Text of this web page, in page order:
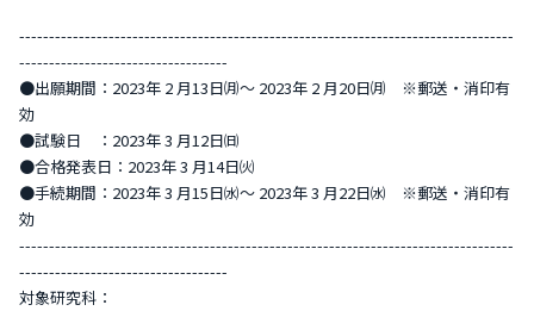
-----------------------------------------------------------------------------------
-----------------------------------
●出願期間：2023年 2 月13日㈪〜 2023年 2 月20日㈪ ※郵送・消印有
効
●試験日 ：2023年 3 月12日㈰
●合格発表日：2023年 3 月14日㈫
●手続期間：2023年 3 月15日㈬〜 2023年 3 月22日㈬ ※郵送・消印有
効
-----------------------------------------------------------------------------------
-----------------------------------
対象研究科：